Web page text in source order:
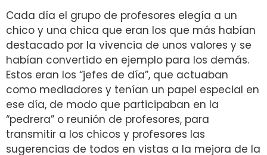
Cada día el grupo de profesores elegía a un
chico y una chica que eran los que más habían
destacado por la vivencia de unos valores y se
habían convertido en ejemplo para los demás.
Estos eran los “jefes de día”, que actuaban
como mediadores y tenían un papel especial en
ese día, de modo que participaban en la
“pedrera” o reunión de profesores, para
transmitir a los chicos y profesores las
sugerencias de todos en vistas a la mejora de la